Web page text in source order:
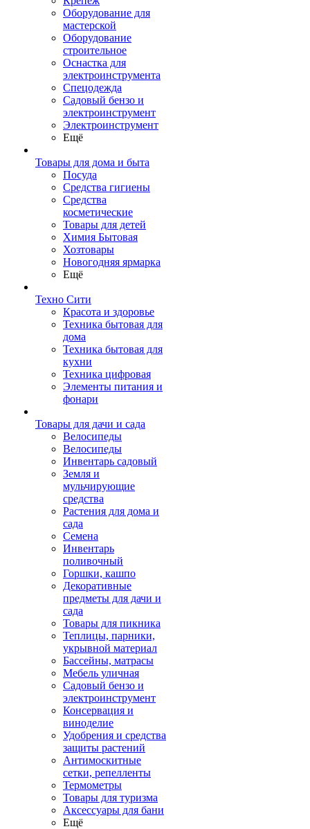
Оборудование для
мастерской
Оборудование
строительное
Оснастка для
электроинструмента
Спецодежда
Садовый бензо и
электроинструмент
Электроинструмент
Ещё
Товары для дома и быта
Посуда
Средства гигиены
Средства
косметические
Товары для детей
Химия Бытовая
Хозтовары
Новогодняя ярмарка
Ещё
Техно Сити
Красота и здоровье
Техника бытовая для
дома
Техника бытовая для
кухни
Техника цифровая
Элементы питания и
фонари
Товары для дачи и сада
Велосипеды
Велосипеды
Инвентарь садовый
Земля и
мульчирующие
средства
Растения для дома и
сада
Семена
Инвентарь
поливочный
Горшки, кашпо
Декоративные
предметы для дачи и
сада
Товары для пикника
Теплицы, парники,
укрывной материал
Бассейны, матрасы
Мебель уличная
Садовый бензо и
электроинструмент
Консервация и
виноделие
Удобрения и средства
защиты растений
Антимоскитные
сетки, репелленты
Термометры
Товары для туризма
Аксессуары для бани
Ещё